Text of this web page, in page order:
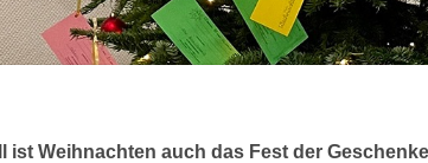
ist Weihnachten auch das Fest der